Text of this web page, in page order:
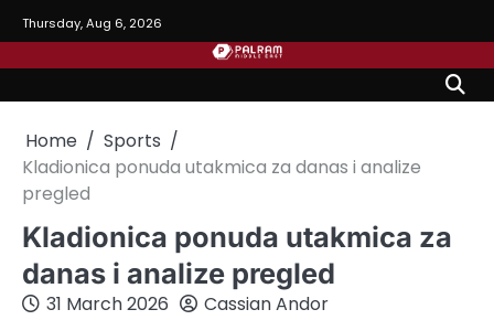
to
content
Thursday, Aug 6, 2026
Home
Sports
Kladionica ponuda utakmica za danas i analize
pregled
Kladionica ponuda utakmica za
danas i analize pregled
31 March 2026 Cassian Andor